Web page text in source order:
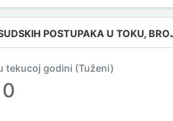
POSTUPAKA U TOKU,
tekucoj godini (Tuženi)
0